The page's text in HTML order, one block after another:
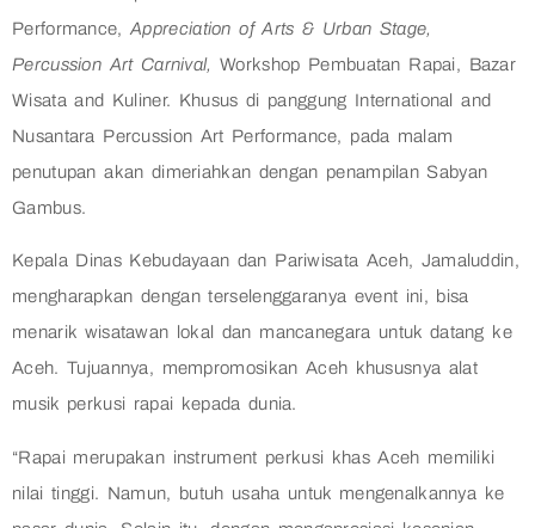
Performance,Appreciation of Arts & Urban Stage,
Percussion Art Carnival, Workshop Pembuatan Rapai, Bazar
Wisata and Kuliner. Khusus di panggung International and
Nusantara Percussion Art Performance, pada malam
penutupan akan dimeriahkan dengan penampilan Sabyan
Gambus.
Kepala Dinas Kebudayaan dan Pariwisata Aceh, Jamaluddin,
mengharapkan dengan terselenggaranya event ini, bisa
menarik wisatawan lokal dan mancanegara untuk datang ke
Aceh. Tujuannya, mempromosikan Aceh khususnya alat
musik perkusi rapai kepada dunia.
“Rapai merupakan instrument perkusi khas Aceh memiliki
nilai tinggi. Namun, butuh usaha untuk mengenalkannya ke